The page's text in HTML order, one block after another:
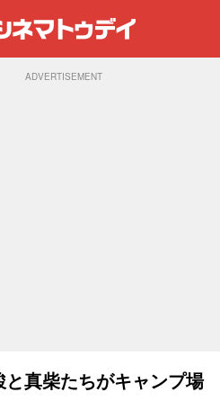
ADVERTISEMENT
真柴たちがキャンプ場